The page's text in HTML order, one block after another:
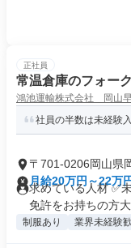
正社員
常温倉庫のフォー
鴻池運輸株式会社 岡山
社員の半数は未経験
〒701-0206岡山県
月給20万円～22万
求めている人材 ✅
免許をお持ちの方
制服あり 業界未経験